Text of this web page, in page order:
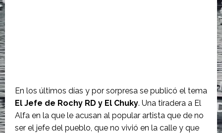
En los últimos días y por sorpresa se publicó el tema
El Jefe de Rochy RD y El Chuky. Una tiradera a El
Alfa en la que le acusan al popular artista que de no
ser el jefe del pueblo, que no vivió en la calle y que